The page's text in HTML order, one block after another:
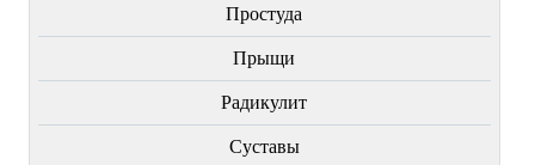
Простуда
Прыщи
Радикулит
Суставы